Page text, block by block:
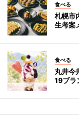
食べる
札幌市
生考案
食べる
丸井今
19ブラ